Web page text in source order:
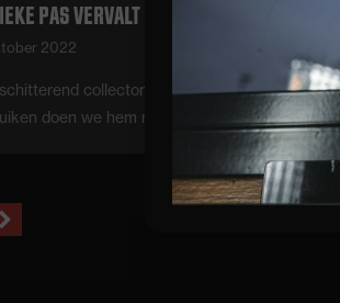
PAS VERVALT PER 01-11-’22
2022
collectors item wordt het maar
doen we hem niet meer... Steeds vaker…